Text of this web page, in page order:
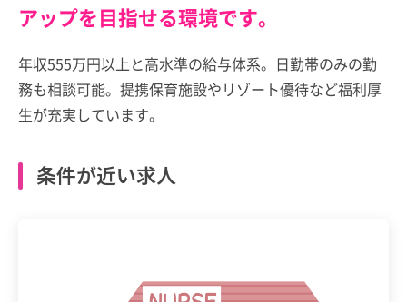
アップを目指せる環境です。
年収555万円以上と高水準の給与体系。日勤帯のみの勤
務も相談可能。提携保育施設やリゾート優待など福利厚
生が充実しています。
条件が近い求人